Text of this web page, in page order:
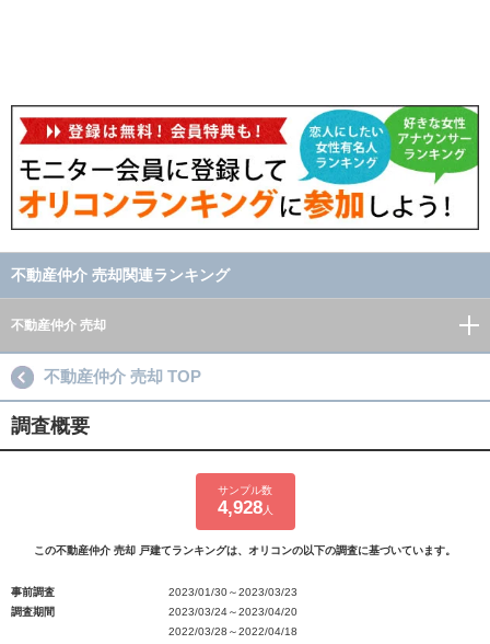
不動産仲介 売却関連ランキング
不動産仲介 売却
不動産仲介 売却 TOP
調査概要
サンプル数
4,928人
この不動産仲介 売却 戸建てランキングは、オリコンの以下の調査に基づいています。
事前調査
2023/01/30～2023/03/23
調査期間
2023/03/24～2023/04/20
2022/03/28～2022/04/18